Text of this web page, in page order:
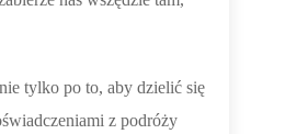
tylko po to, aby dzielić się
z podróży